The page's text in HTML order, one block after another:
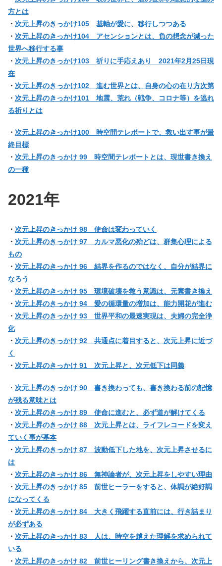
方とは
・ 次元上昇のきっかけ105 基軸が愛に、移行しつつある
・ 次元上昇のきっかけ104 アセンションとは、負の想念が減った
世界へ移行する事
・ 次元上昇のきっかけ103 祈りに手応えあり 2021年2月25日現
在
・ 次元上昇のきっかけ102 進む世界とは、自身の心の在り方次第
・ 次元上昇のきっかけ101 地震、荒れ（戦争、コロナ等）を逃れ
る祈りとは
・ 次元上昇のきっかけ100 時空間テレポートで、救い出す事が最
終目標
・ 次元上昇のきっかけ 99 時空間テレポートとは、現世書き換え
の一種
2021年
・ 次元上昇のきっかけ 98 使命は変わっていく
・ 次元上昇のきっかけ 97 カルマ悪化の殆どは、群集心理による
もの
・ 次元上昇のきっかけ 96 結界を作るのではなく、自分が結界に
なろう
・ 次元上昇のきっかけ 95 環境破壊を救う意識は、元素書き換え
・ 次元上昇のきっかけ 94 愛の循環量の増加は、能力開花が進む
・ 次元上昇のきっかけ 93 世界平和の最速実現は、夫婦の完全浄
化
・ 次元上昇のきっかけ 92 共通点に着目すると、次元上昇に近づ
く
・ 次元上昇のきっかけ 91 次元上昇と、次元低下は同義
・ 次元上昇のきっかけ 90 書き換わっても、書き換わる前の記憶
が残る意味とは
・ 次元上昇のきっかけ 89 使命に進むと、必ず道が解けてくる
・ 次元上昇のきっかけ 88 次元上昇とは、ライフレコードを変え
ていく事が基本
・ 次元上昇のきっかけ 87 波動低下した地を、次元上昇させるに
は
・ 次元上昇のきっかけ 86 無神論者が、次元上昇をしやすい理由
・ 次元上昇のきっかけ 85 前世ヒーラーをすると、体調が絶好調
になってくる
・ 次元上昇のきっかけ 84 大きく飛躍する直前には、行き詰まり
が必ずある
・ 次元上昇のきっかけ 83 人は、時空を越えた理解を求められて
いる
・ 次元上昇のきっかけ 82 前世ヒーリング書き換えから、次元上